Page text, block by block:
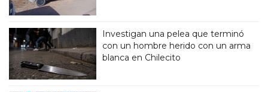
Investigan una pelea que terminó
con un hombre herido con un arma
blanca en Chilecito